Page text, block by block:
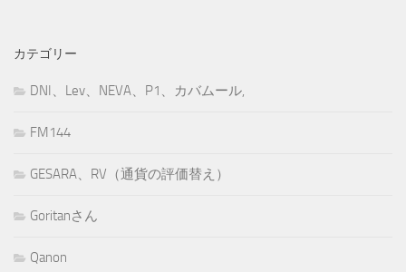
カテゴリー
DNI、Lev、NEVA、P1、カバムール,
FM144
GESARA、RV（通貨の評価替え）
Goritanさん
Qanon